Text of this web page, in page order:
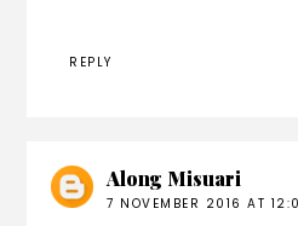
REPLY
Along Misuari
7 NOVEMBER 2016 AT